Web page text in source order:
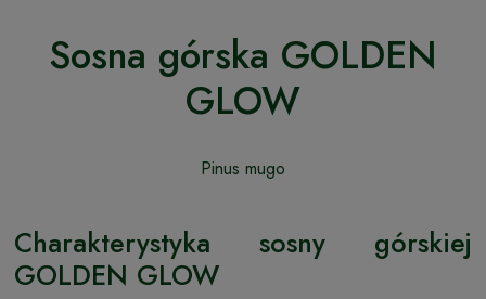
Sosna górska GOLDEN
GLOW
Pinus mugo
Charakterystyka sosny górskiej
GOLDEN GLOW